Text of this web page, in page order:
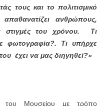
τους και το πολιτισμικό
ανθρώπους,
στιγμές του χρόνου. Τι
φωτογραφία?. Τι υπήρχε
έχει να μας διηγηθεί?»
του Μουσείου με τρόπο